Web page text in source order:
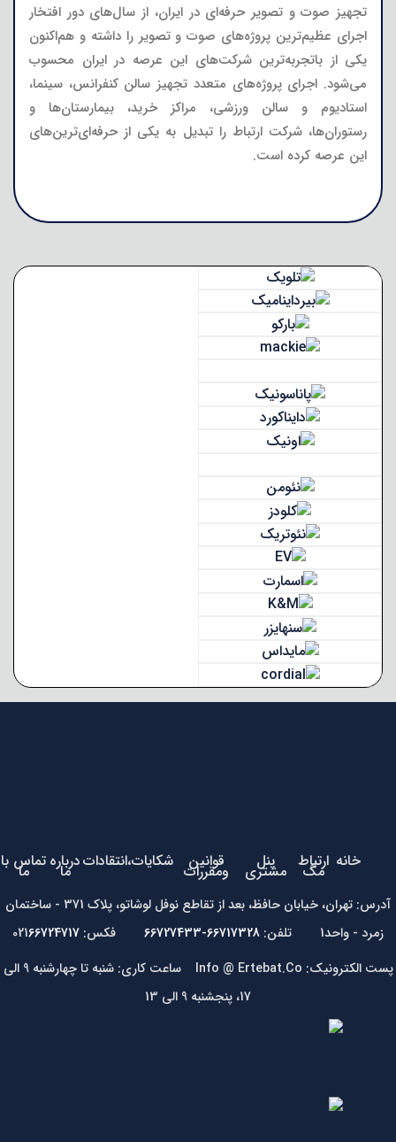
تجهیز صوت و تصویر حرفه‌ای در ایران، از سال‌های دور افتخار
اجرای عظیم‌ترین پروژه‌های صوت و تصویر را داشته و هم‌اکنون
یکی از باتجربه‌ترین شرکت‌های این عرصه در ایران محسوب
می‌شود. اجرای پروژه‌های متعدد تجهیز سالن‌ کنفرانس، سینما،
استادیوم‌ و سالن‌ ورزشی، مراکز خرید، بیمارستان‌ها و
رستوران‌ها، شرکت ارتباط را تبدیل به یکی از حرفه‌ای‌ترین‌های
این عرصه کرده است.
خانه ارتباط
مگ پنل
مشتری قوانین
ومقررات شکایات،انتقاداتدرباره
ما تماس با
ما
آدرس: تهران، خیابان حافظ، بعد از تقاطع نوفل لوشاتو، پلاک 371 - ساختمان
زمرد - واحد1 تلفن:
66717328-66727433 فکس: 021 66724717
پست الکترونیک: Info @ Ertebat.Co ساعت کاری: شنبه تا چهارشنبه 9 الی
17، پنجشنبه 9 الی 13